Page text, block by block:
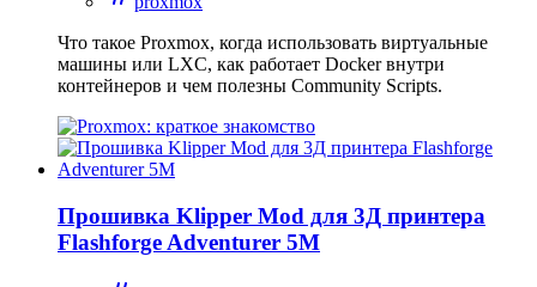
Что такое Proxmox, когда использовать виртуальные
машины или LXC, как работает Docker внутри
контейнеров и чем полезны Community Scripts.
Прошивка Klipper Mod для 3Д принтера
Flashforge Adventurer 5M